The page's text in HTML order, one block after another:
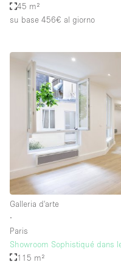
45 m²
su base 456€ al giorno
Galleria d'arte
∙
Paris
Showroom Sophistiqué dans
115 m²